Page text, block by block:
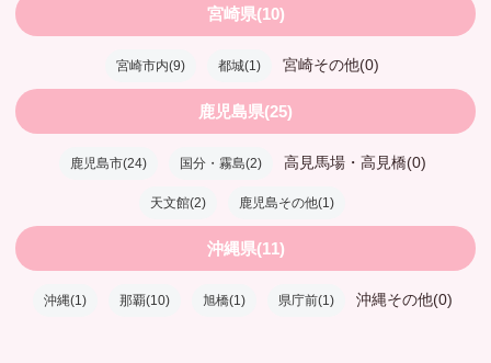
宮崎県(10)
宮崎市内(9) 都城(1) 宮崎その他(0)
鹿児島県(25)
鹿児島市(24) 国分・霧島(2) 高見馬場・高見橋(0)
天文館(2) 鹿児島その他(1)
沖縄県(11)
沖縄(1) 那覇(10) 旭橋(1) 県庁前(1) 沖縄その他(0)